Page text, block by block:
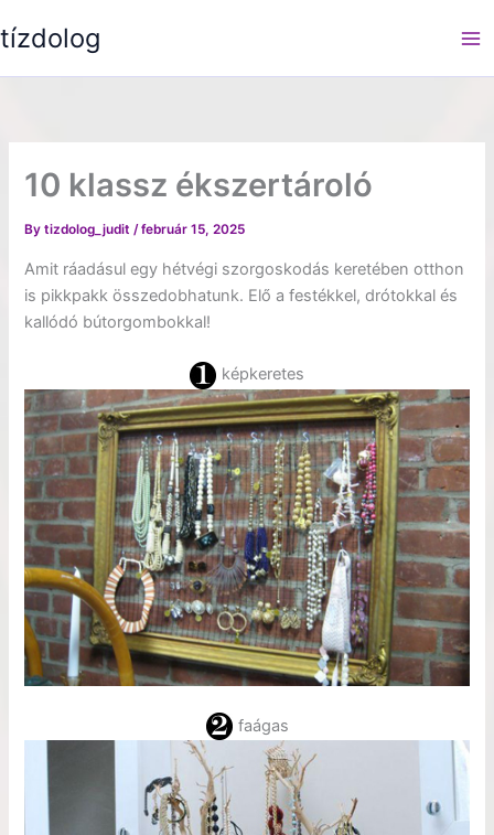
to
tízdolog
10 klassz ékszertároló
Bytizdolog_judit/február 15, 2025
Amit ráadásul egy hétvégi szorgoskodás keretében otthon
is pikkpakk összedobhatunk. Elő a festékkel, drótokkal és
kallódó bútorgombokkal!
képkeretes
faágas